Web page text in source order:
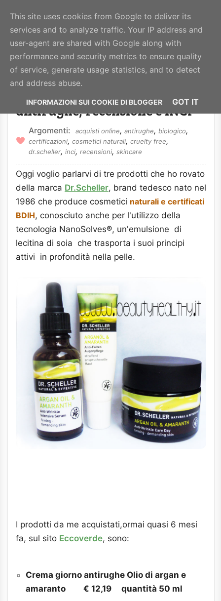
BeautyHealthy
MENU
Dr. Scheller, crema giorno,
siero e contorno occhi
antirughe, recensione e INCI
acquisti online, antirughe, biologico,
certificazioni, cosmetici naturali, cruelty free,
dr.scheller, inci, recensioni, skincare
Oggi voglio parlarvi di tre prodotti che ho rovato
della marca Dr.Scheller, brand tedesco nato nel
1986 che produce cosmetici naturali e certificati
BDIH, conosciuto anche per l'utilizzo della
tecnologia NanoSolves®, un'emulsione di
lecitina di soia che trasporta i suoi principi
attivi in profondità nella pelle.
I prodotti da me acquistati,ormai quasi 6 mesi
fa, sul sito Eccoverde, sono:
Crema giorno antirughe Olio di argan e
amaranto € 12,19 quantità 50 ml
This site uses cookies from Google to deliver its
services and to analyze traffic. Your IP address and
user-agent are shared with Google along with
performance and security metrics to ensure quality
of service, generate usage statistics, and to detect
and address abuse.
GOT IT